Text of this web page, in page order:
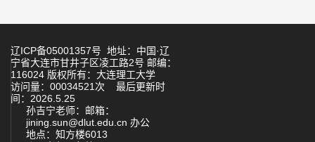
辽ICP备05001357号 地址：中国·辽
宁省大连市甘井子区凌工路2号 邮编：
116024 版权所有：大连理工大学
访问量： 00034521 次 最后更新时
间： 2026 5 25
孙吉宁老师： 邮箱：
jining.sun@dlut.edu.cn 办公
地点：知方楼6013